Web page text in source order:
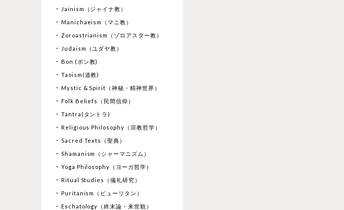
Jainism（ジャイナ教）
Manichaeism（マニ教）
Zoroastrianism（ゾロアスター教）
Judaism（ユダヤ教）
Bon (ボン教)
Taoism(道教)
Mystic & Spirit（神秘・精神世界）
Folk Beliefs（民間信仰）
Tantra(タントラ)
Religious Philosophy（宗教哲学）
Sacred Texts（聖典）
Shamanism（シャーマニズム）
Yoga Philosophy（ヨーガ哲学）
Ritual Studies（儀礼研究）
Puritanism（ピューリタン）
Eschatology（終末論・来世観）